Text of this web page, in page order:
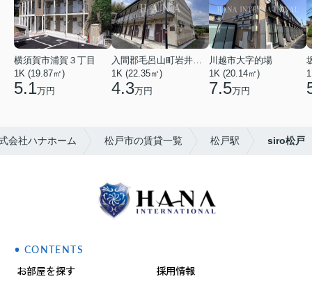
横須賀市浦賀３丁目
1K (19.87㎡)
5.1万円
1K (22.35㎡)
4.3万円
川越市大字的場
1K (20.14㎡)
7.5万円
会社ハナホーム 松戸市の賃貸一覧 松戸駅 siro松戸
CONTENTS
お部屋を探す
採用情報